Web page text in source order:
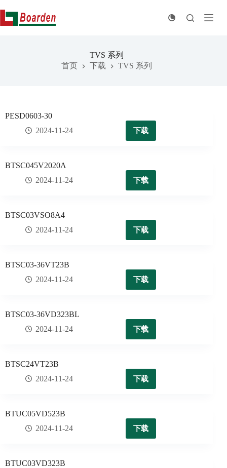
至
内
TVS 系列
首页
下载 TVS 系列
PESD0603-30
2024-11-24
下载
BTSC045V2020A
2024-11-24
下载
BTSC03VSO8A4
2024-11-24
下载
BTSC03-36VT23B
2024-11-24
下载
BTSC03-36VD323BL
2024-11-24
下载
BTSC24VT23B
2024-11-24
下载
BTUC05VD523B
2024-11-24
下载
BTUC03VD323B